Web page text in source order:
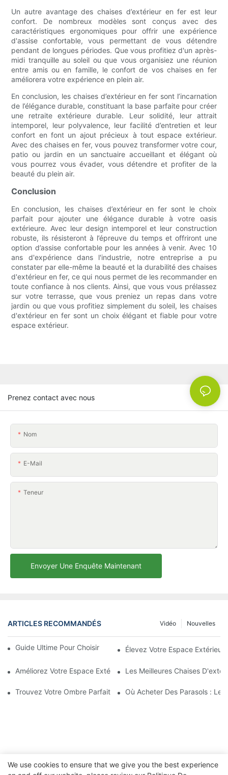
Un autre avantage des chaises d’extérieur en fer est leur
confort. De nombreux modèles sont conçus avec des
caractéristiques ergonomiques pour offrir une expérience
d'assise confortable, vous permettant de vous détendre
pendant de longues périodes. Que vous profitiez d'un après-
midi tranquille au soleil ou que vous organisiez une réunion
entre amis ou en famille, le confort de vos chaises en fer
améliorera votre expérience en plein air.
En conclusion, les chaises d’extérieur en fer sont l’incarnation
de l’élégance durable, constituant la base parfaite pour créer
une retraite extérieure durable. Leur solidité, leur attrait
intemporel, leur polyvalence, leur facilité d’entretien et leur
confort en font un ajout précieux à tout espace extérieur.
Avec des chaises en fer, vous pouvez transformer votre cour,
patio ou jardin en un sanctuaire accueillant et élégant où
vous pourrez vous évader, vous détendre et profiter de la
beauté du plein air.
Conclusion
En conclusion, les chaises d’extérieur en fer sont le choix
parfait pour ajouter une élégance durable à votre oasis
extérieure. Avec leur design intemporel et leur construction
robuste, ils résisteront à l’épreuve du temps et offriront une
option d’assise confortable pour les années à venir. Avec 10
ans d'expérience dans l'industrie, notre entreprise a pu
constater par elle-même la beauté et la durabilité des chaises
d'extérieur en fer, ce qui nous permet de les recommander en
toute confiance à nos clients. Ainsi, que vous vous prélassez
sur votre terrasse, que vous preniez un repas dans votre
jardin ou que vous profitiez simplement du soleil, les chaises
d'extérieur en fer sont un choix élégant et fiable pour votre
espace extérieur.
Prenez contact avec nous
Nom
E-Mail
Teneur
Envoyer Une Enquête Maintenant
ARTICLES RECOMMANDÉS Nouvelles
Vidéo
Guide Ultime Pour Choisir Le Parasol De Plage Parfait
Élevez Votre Espace Extérieur
Améliorez Votre Espace Extérieur Avec Des Chaises En Fer
Les Meilleures Chaises
Trouvez Votre Ombre Parfaite Avec Les Petits Parasols De
Où Acheter Des Parasols :
We use cookies to ensure that we give you the best experience